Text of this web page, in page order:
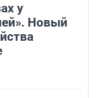
у
Новый